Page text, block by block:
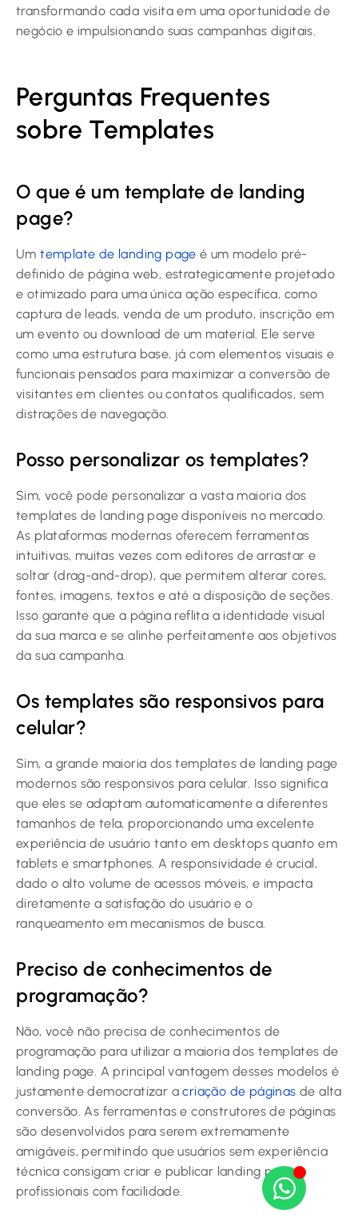
transformando cada visita em uma oportunidade de
negócio e impulsionando suas campanhas digitais.
Perguntas Frequentes
sobre Templates
O que é um template de landing
page?
Umtemplate de landing page é um modelo pré-
definido de página web, estrategicamente projetado
e otimizado para uma única ação específica, como
captura de leads, venda de um produto, inscrição em
um evento ou download de um material. Ele serve
como uma estrutura base, já com elementos visuais e
funcionais pensados para maximizar a conversão de
visitantes em clientes ou contatos qualificados, sem
distrações de navegação.
Posso personalizar os templates?
Sim, você pode personalizar a vasta maioria dos
templates de landing page disponíveis no mercado.
As plataformas modernas oferecem ferramentas
intuitivas, muitas vezes com editores de arrastar e
soltar (drag-and-drop), que permitem alterar cores,
fontes, imagens, textos e até a disposição de seções.
Isso garante que a página reflita a identidade visual
da sua marca e se alinhe perfeitamente aos objetivos
da sua campanha.
Os templates são responsivos para
celular?
Sim, a grande maioria dos templates de landing page
modernos são responsivos para celular. Isso significa
que eles se adaptam automaticamente a diferentes
tamanhos de tela, proporcionando uma excelente
experiência de usuário tanto em desktops quanto em
tablets e smartphones. A responsividade é crucial,
dado o alto volume de acessos móveis, e impacta
diretamente a satisfação do usuário e o
ranqueamento em mecanismos de busca.
Preciso de conhecimentos de
programação?
Não, você não precisa de conhecimentos de
programação para utilizar a maioria dos templates de
landing page. A principal vantagem desses modelos é
justamente democratizar acriação de páginas de alta
conversão. As ferramentas e construtores de páginas
são desenvolvidos para serem extremamente
amigáveis, permitindo que usuários sem experiência
técnica consigam criar e publicar landing pages
profissionais com facilidade.